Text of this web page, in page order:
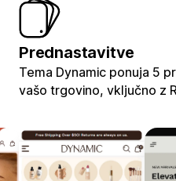
Prednastavitve
Tema Dynamic ponuja 5
vašo trgovino, vključno z